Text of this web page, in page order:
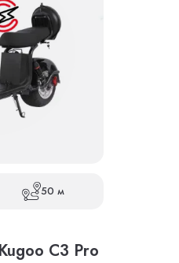
50 м
С3 Pro